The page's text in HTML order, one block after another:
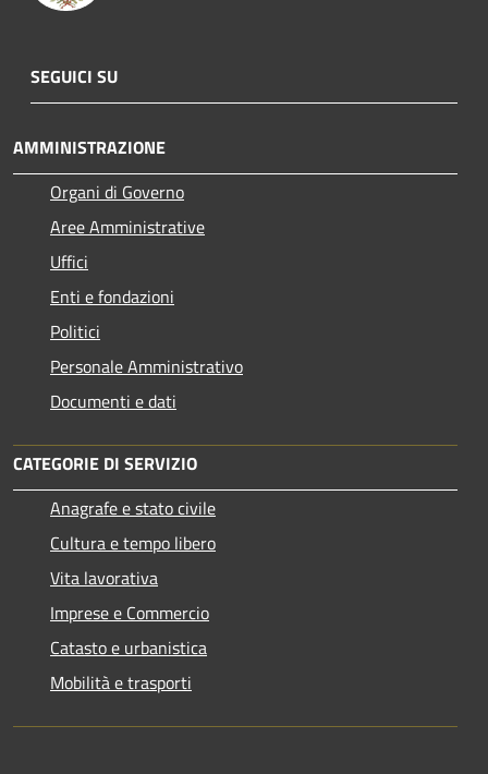
SEGUICI SU
AMMINISTRAZIONE
Organi di Governo
Aree Amministrative
Uffici
Enti e fondazioni
Politici
Personale Amministrativo
Documenti e dati
CATEGORIE DI SERVIZIO
Anagrafe e stato civile
Cultura e tempo libero
Vita lavorativa
Imprese e Commercio
Catasto e urbanistica
Mobilità e trasporti